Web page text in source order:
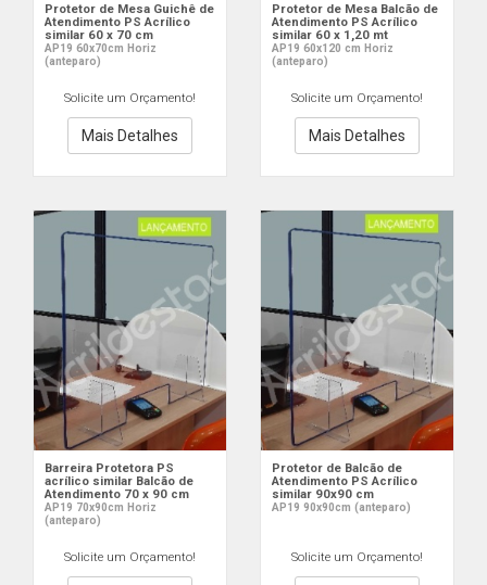
Protetor de Mesa Guichê de
Atendimento PS Acrílico
similar 60 x 70 cm
AP19 60x70cm Horiz
(anteparo)
Solicite um Orçamento!
Mais Detalhes
Protetor de Mesa Balcão de
Atendimento PS Acrílico
similar 60 x 1,20 mt
AP19 60x120 cm Horiz
(anteparo)
Solicite um Orçamento!
Mais Detalhes
Barreira Protetora PS
acrílico similar Balcão de
Atendimento 70 x 90 cm
AP19 70x90cm Horiz
(anteparo)
Solicite um Orçamento!
Protetor de Balcão de
Atendimento PS Acrílico
similar 90x90 cm
AP19 90x90cm (anteparo)
Solicite um Orçamento!